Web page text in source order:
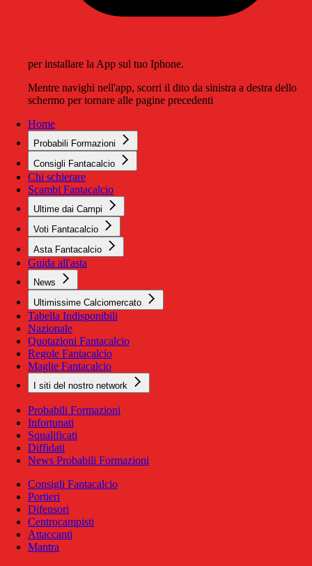
per installare la App sul tuo Iphone.
Mentre navighi nell'app, scorri il dito da sinistra a destra dello
schermo per tornare alle pagine precedenti
Home
Probabili Formazioni
Consigli Fantacalcio
Chi schierare
Scambi Fantacalcio
Ultime dai Campi
Voti Fantacalcio
Asta Fantacalcio
Guida all'asta
News
Ultimissime Calciomercato
Tabella Indisponibili
Nazionale
Quotazioni Fantacalcio
Regole Fantacalcio
Maglie Fantacalcio
I siti del nostro network
Probabili Formazioni
Infortunati
Squalificati
Diffidati
News Probabili Formazioni
Consigli Fantacalcio
Portieri
Difensori
Centrocampisti
Attaccanti
Mantra